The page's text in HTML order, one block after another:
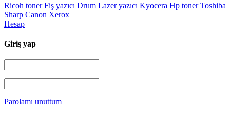
Ricoh toner Fiş yazıcı Drum Lazer yazıcı Kyocera Hp toner Toshiba
Sharp Canon Xerox
Hesap
Giriş yap
Parolamı unuttum